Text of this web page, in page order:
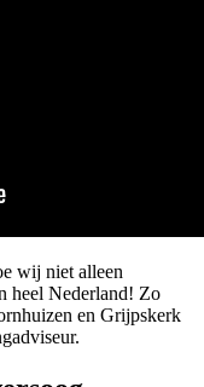
wij niet alleen
heel Nederland! Zo
en Grijpskerk